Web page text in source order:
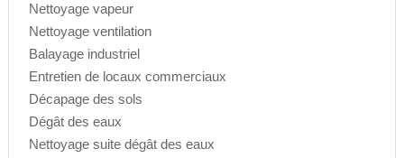
Nettoyage vapeur
Nettoyage ventilation
Balayage industriel
Entretien de locaux commerciaux
Décapage des sols
Dégât des eaux
Nettoyage suite dégât des eaux